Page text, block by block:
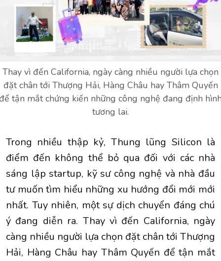
Thay vì đến California, ngày càng nhiều người lựa chọn
đặt chân tới Thượng Hải, Hàng Châu hay Thâm Quyến
tận mắt chứng kiến những công nghệ đang định
tương lai.
Trong nhiều thập kỷ, Thung lũng Silicon là
điểm đến không thể bỏ qua đối với các nhà
sáng lập startup, kỹ sư công nghệ và nhà đầu
tư muốn tìm hiểu những xu hướng đổi mới mới
nhất. Tuy nhiên, một sự dịch chuyển đáng chú
ý đang diễn ra. Thay vì đến California, ngày
càng nhiều người lựa chọn đặt chân tới Thượng
Hải, Hàng Châu hay Thâm Quyến để tận mắt